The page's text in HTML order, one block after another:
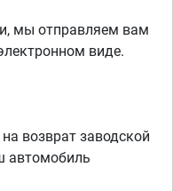
мы отправляем вам
виде.
возврат заводской
автомобиль